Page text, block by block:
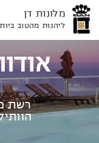
תפריט
המרכזי
תפריט
מלונות דן
ליהנות מהטוב
רשת